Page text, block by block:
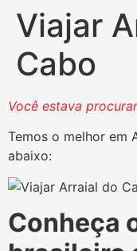
Viajar
Cabo
Você estava
Temos o melhor em
abaixo:
Conheça